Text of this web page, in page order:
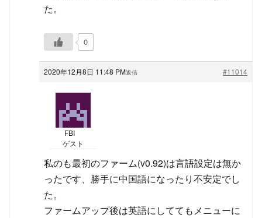
た。
0
2020年12月8日 11:48 PM #11014
返信
FBI
ゲスト
私のも最初のファーム(v0.92)は言語設定は無か
ったです、勝手に中国語になったり不安定でし
た。
ファームアップ後は英語にしててもメニューに